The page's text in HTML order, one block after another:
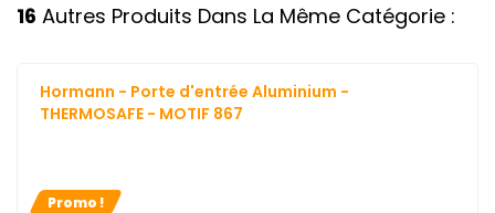
16 Autres Produits Dans La Même Catégorie :
Hormann - Porte d'entrée Aluminium -
THERMOSAFE - MOTIF 867
Promo !